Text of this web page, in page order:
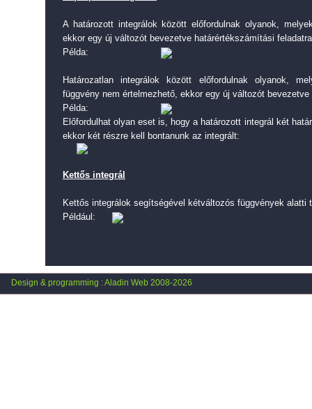
A határozott integrálok között előfordulnak olyanok,
ekkor egy új változót bevezetve határértékszámítási
Példa:
Határozatlan integrálok között előfordulnak olyanok,
függvény nem értelmezhető, ekkor egy új változót
Példa:
Előfordulhat olyan eset is, hogy a határozott integrál két
ekkor két részre kell bontanunk az integrált:
Kettős integrál
Kettős integrálok segítségével kétváltozós függvények alatti
Például:
Design & programming : Aladin Web 2008-2026